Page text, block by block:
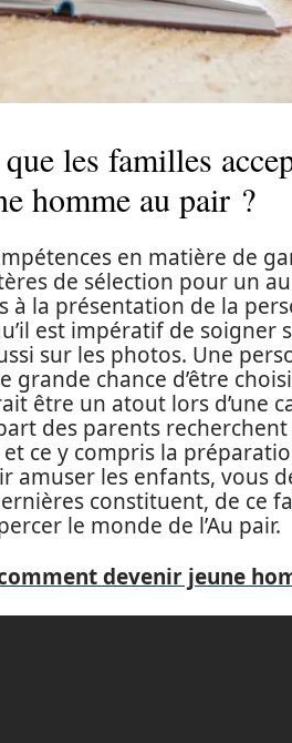
les familles
homme au pair ?
en matière de
de sélection pour un
la présentation de la
est impératif de soigner
sur les photos. Une
chance d’être
être un atout lors d’une
des parents recherchent
ce y compris la
amuser les enfants, vous
constituent, de ce
le monde de l’Au pair.
devenir jeune